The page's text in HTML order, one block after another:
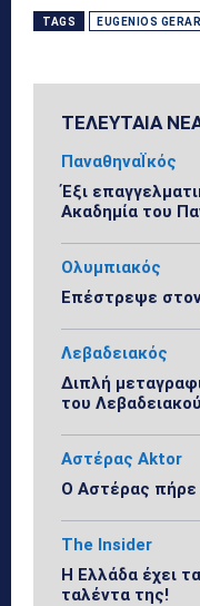
TAGS EUGENIOS
ΤΕΛΕΥΤΑΙΑ
ΠαναθηναΪκός
Έξι
Ακαδημία του
Ολυμπιακός
Επέστρεψε
Λεβαδειακός
Διπλή
του
Αστέρας Aktor
Ο Αστέρας πήρε
The Insider
Η Ελλάδα έχει
ταλέντα της!